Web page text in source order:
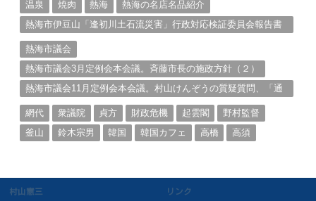
温泉
焼肉 熱海
熱海の名店名品紹介
熱海市伊豆山「逢初川土石流災害」行政対応検証委員会報告書
熱海市議会
熱海市議会3月定例会本会議。斉藤市長の施政方針（２）
熱海市議会11月定例会本会議。村山けんぞうの質疑質問、「通
網代
衆議院 貞方 財政危機 起雲閣
野村監督
釜山
鈴木宗男 韓国 韓国カフェ 高橋 高須
村山憲三 リンク